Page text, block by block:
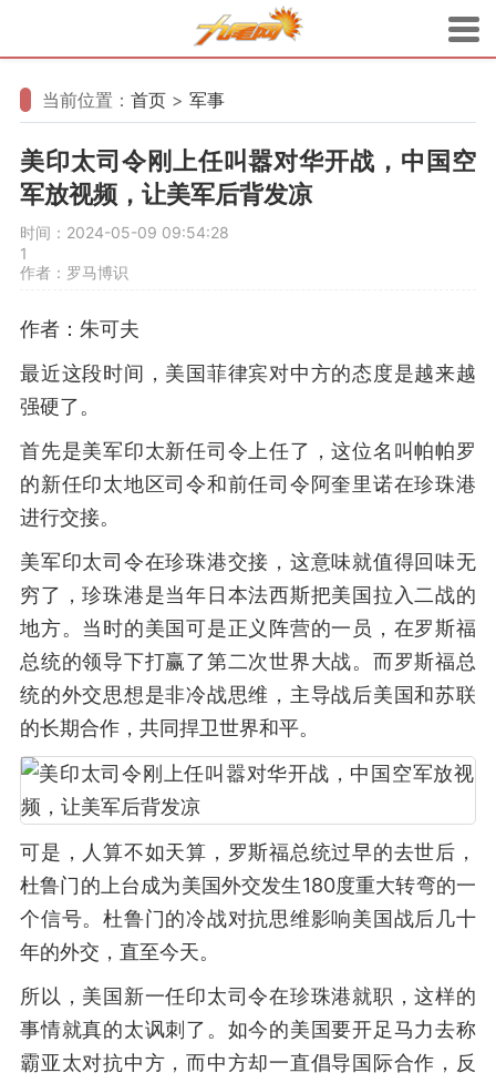
当前位置： 首页 > 军事
美印太司令刚上任叫嚣对华开战，中国空
军放视频，让美军后背发凉
时间：2024-05-09 09:54:28
1
作者：罗马博识
作者：朱可夫
最近这段时间，美国菲律宾对中方的态度是越来越
强硬了。
首先是美军印太新任司令上任了，这位名叫帕帕罗
的新任印太地区司令和前任司令阿奎里诺在珍珠港
进行交接。
美军印太司令在珍珠港交接，这意味就值得回味无
穷了，珍珠港是当年日本法西斯把美国拉入二战的
地方。当时的美国可是正义阵营的一员，在罗斯福
总统的领导下打赢了第二次世界大战。而罗斯福总
统的外交思想是非冷战思维，主导战后美国和苏联
的长期合作，共同捍卫世界和平。
可是，人算不如天算，罗斯福总统过早的去世后，
杜鲁门的上台成为美国外交发生180度重大转弯的一
个信号。杜鲁门的冷战对抗思维影响美国战后几十
年的外交，直至今天。
所以，美国新一任印太司令在珍珠港就职，这样的
事情就真的太讽刺了。如今的美国要开足马力去称
霸亚太对抗中方，而中方却一直倡导国际合作，反